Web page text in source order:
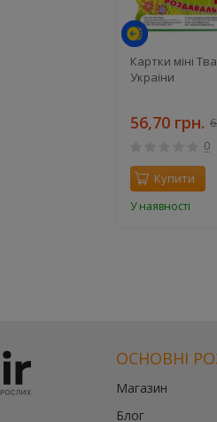
Картки міні
України
56,70 грн.
0
Купити
У наявності
ОСНОВНІ
Магазин
Блог